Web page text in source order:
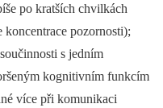
po kratších chvilkách
pozornosti);
s jedním
kognitivním funkcím
více při komunikaci